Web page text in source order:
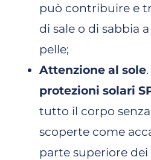
può contribuire e
di sale o di sabbia
pelle;
Attenzione al sole
protezioni solari
tutto il corpo
scoperte come
parte superiore dei